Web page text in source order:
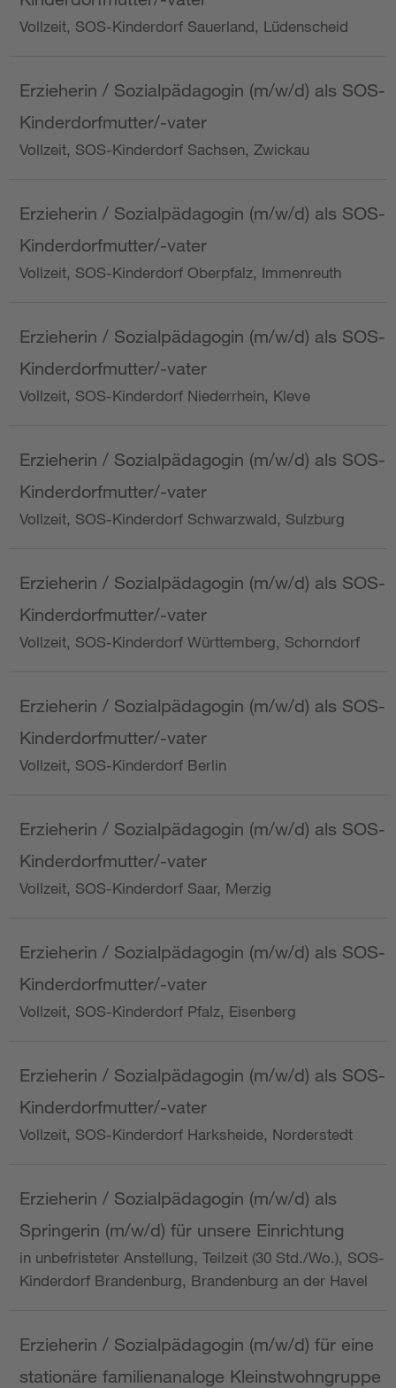
Vollzeit, SOS-Kinderdorf Sauerland, Lüdenscheid
Erzieherin / Sozialpädagogin (m/w/d) als SOS-
Kinderdorfmutter/-vater
Vollzeit, SOS-Kinderdorf Sachsen, Zwickau
Erzieherin / Sozialpädagogin (m/w/d) als SOS-
Kinderdorfmutter/-vater
Vollzeit, SOS-Kinderdorf Oberpfalz, Immenreuth
Erzieherin / Sozialpädagogin (m/w/d) als SOS-
Kinderdorfmutter/-vater
Vollzeit, SOS-Kinderdorf Niederrhein, Kleve
Erzieherin / Sozialpädagogin (m/w/d) als SOS-
Kinderdorfmutter/-vater
Vollzeit, SOS-Kinderdorf Schwarzwald, Sulzburg
Erzieherin / Sozialpädagogin (m/w/d) als SOS-
Kinderdorfmutter/-vater
Vollzeit, SOS-Kinderdorf Württemberg, Schorndorf
Erzieherin / Sozialpädagogin (m/w/d) als SOS-
Kinderdorfmutter/-vater
Vollzeit, SOS-Kinderdorf Berlin
Erzieherin / Sozialpädagogin (m/w/d) als SOS-
Kinderdorfmutter/-vater
Vollzeit, SOS-Kinderdorf Saar, Merzig
Erzieherin / Sozialpädagogin (m/w/d) als SOS-
Kinderdorfmutter/-vater
Vollzeit, SOS-Kinderdorf Pfalz, Eisenberg
Erzieherin / Sozialpädagogin (m/w/d) als SOS-
Kinderdorfmutter/-vater
Vollzeit, SOS-Kinderdorf Harksheide, Norderstedt
Erzieherin / Sozialpädagogin (m/w/d) als
Springerin (m/w/d) für unsere Einrichtung
in unbefristeter Anstellung, Teilzeit (30 Std./Wo.), SOS-
Kinderdorf Brandenburg, Brandenburg an der Havel
Erzieherin / Sozialpädagogin (m/w/d) für eine
stationäre familienanaloge Kleinstwohngruppe